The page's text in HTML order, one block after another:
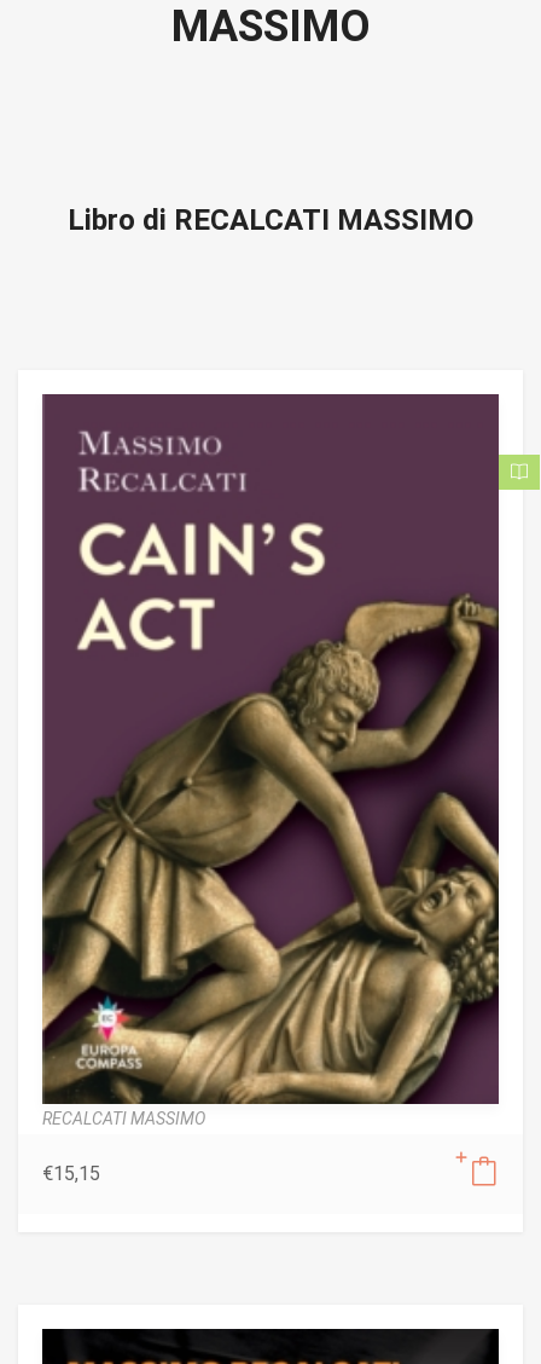
MASSIMO
Libro di RECALCATI MASSIMO
RECALCATI MASSIMO
€15,15